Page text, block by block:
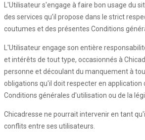
L'Utilisateur s'engage à faire bon usage du
des services qu’il propose dans le strict
coutumes et des présentes Conditions
L'Utilisateur engage son entière
et intérêts de tout type, occasionnés à
personne et découlant du manquement à
obligations qu'il doit respecter en application
Conditions générales d'utilisation ou de la
Chicadresse ne pourrait intervenir en tant
conflits entre ses utilisateurs.